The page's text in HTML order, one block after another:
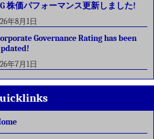
株価パフォーマンス更新しました!
年8月1日
Governance Rating has been
年7月1日